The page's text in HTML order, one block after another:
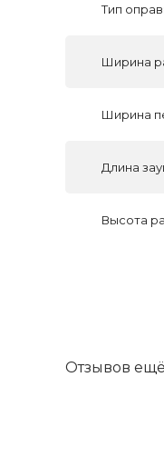
Тип
Ширина
Ширина
Длина
Высота
Отзывов